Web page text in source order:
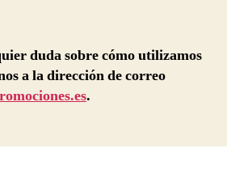
duda sobre cómo utilizamos
a la dirección de correo
.